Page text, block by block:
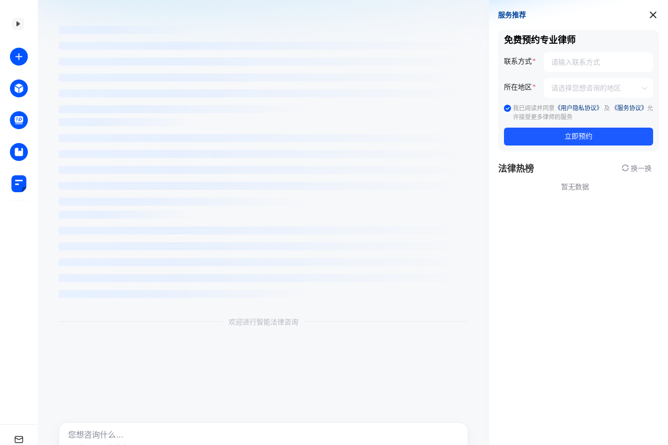
欢迎进行智能法律咨询
服务推荐
服务推荐
免费预约专业律师
联系方式
所在地区
我已阅读并同意 《用户隐私协议》 及 《服务协议》 允
许接受更多律师的服务
立即预约
法律热榜 换一换
暂无数据